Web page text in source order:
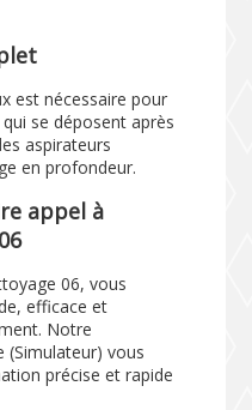
est nécessaire pour
se déposent après
aspirateurs
en profondeur.
appel à
06, vous
efficace et
Notre
(Simulateur) vous
précise et rapide